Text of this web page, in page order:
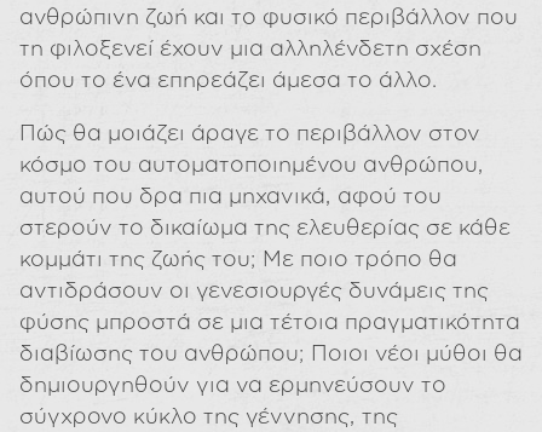
ανθρώπινη ζωή και το φυσικό περιβάλλον που
τη φιλοξενεί έχουν μια αλληλένδετη σχέση
όπου το ένα επηρεάζει άμεσα το άλλο.
Πώς θα μοιάζει άραγε το περιβάλλον στον
κόσμο του αυτοματοποιημένου ανθρώπου,
αυτού που δρα πια μηχανικά, αφού του
στερούν το δικαίωμα της ελευθερίας σε κάθε
κομμάτι της ζωής του; Με ποιο τρόπο θα
αντιδράσουν οι γενεσιουργές δυνάμεις της
φύσης μπροστά σε μια τέτοια πραγματικότητα
διαβίωσης του ανθρώπου; Ποιοι νέοι μύθοι θα
δημιουργηθούν για να ερμηνεύσουν το
σύγχρονο κύκλο της γέννησης, της